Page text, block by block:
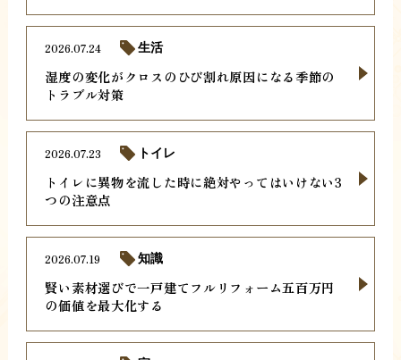
湿度の変化がクロスのひび割れ原因になる季節の
トラブル対策
2026.07.24 生活
トイレに異物を流した時に絶対やってはいけない3
つの注意点
2026.07.23 トイレ
賢い素材選びで一戸建てフルリフォーム五百万円
の価値を最大化する
2026.07.19 知識